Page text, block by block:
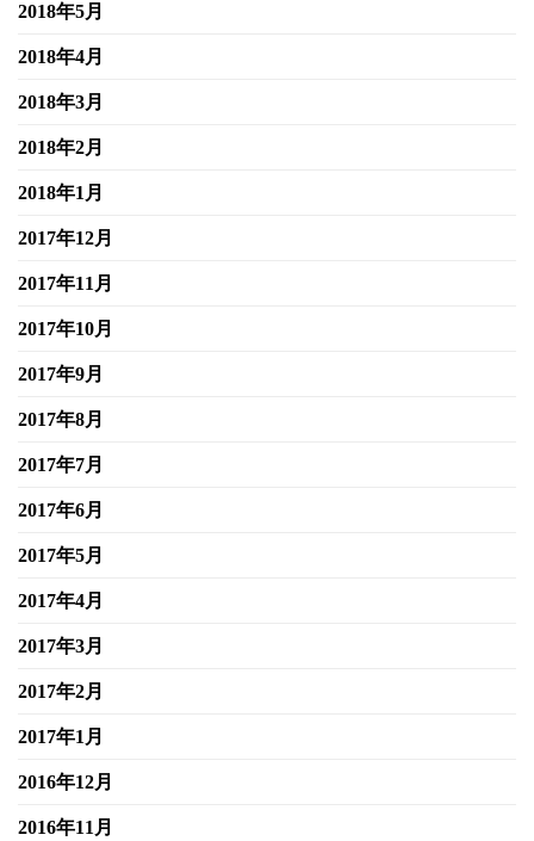
2018年5月
2018年4月
2018年3月
2018年2月
2018年1月
2017年12月
2017年11月
2017年10月
2017年9月
2017年8月
2017年7月
2017年6月
2017年5月
2017年4月
2017年3月
2017年2月
2017年1月
2016年12月
2016年11月